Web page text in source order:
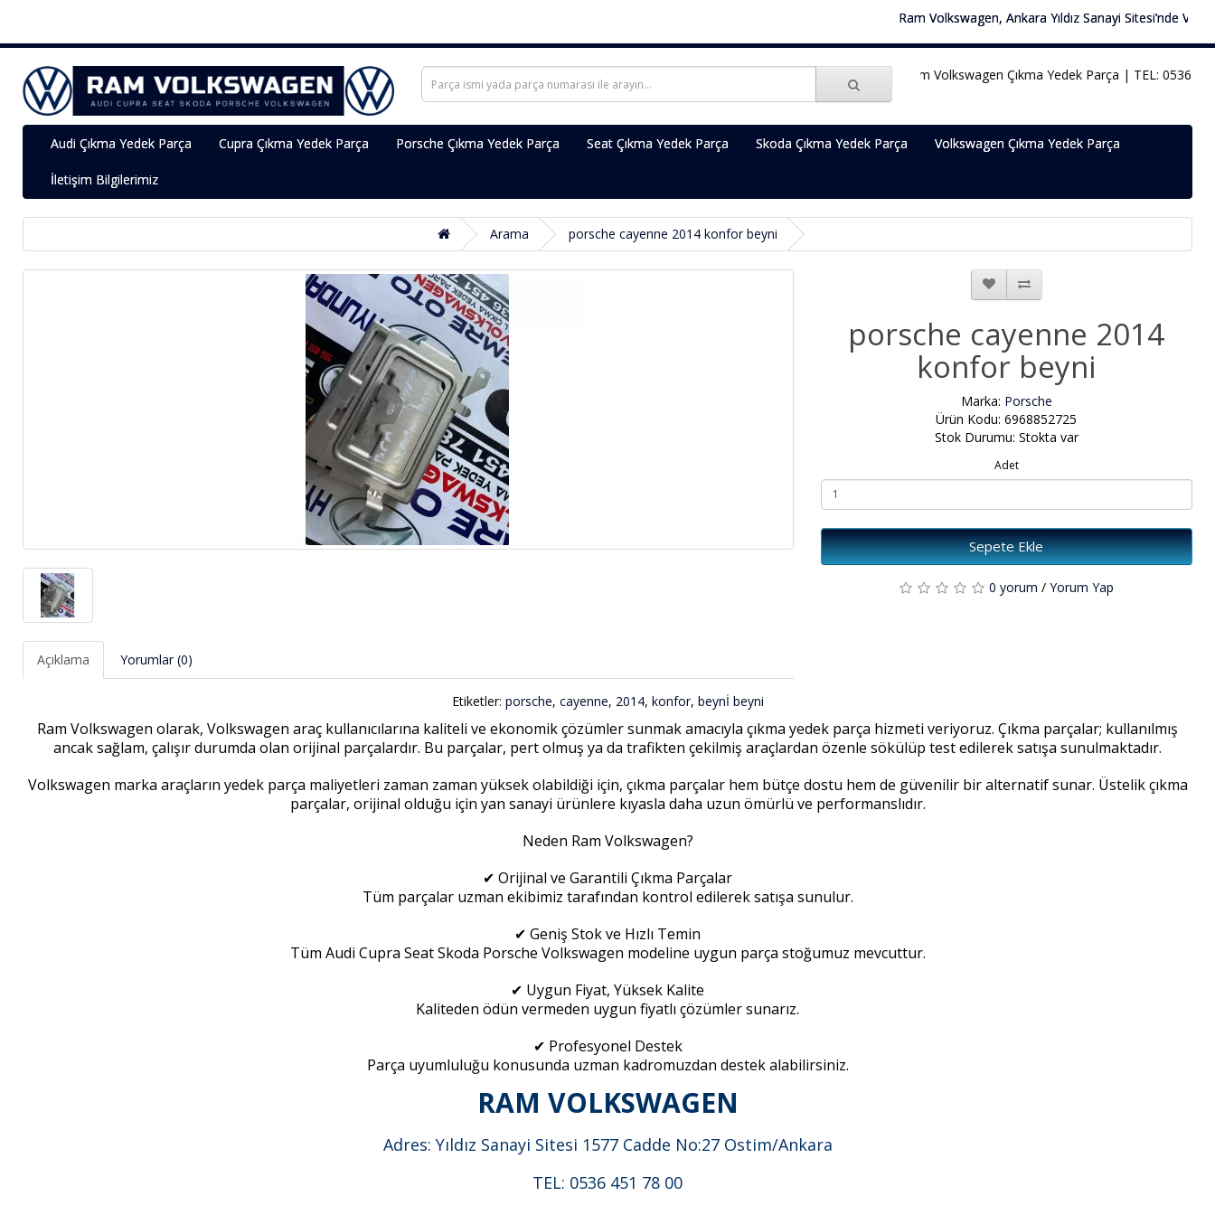
Ram Volkswagen, Ankara Yıldız Sanayi Sitesi’nde
Ram Volkswagen Çıkma Yedek Parça | TEL: 0536 451
Audi Çıkma Yedek Parça Cupra Çıkma Yedek Parça Porsche Çıkma Yedek Parça Seat Çıkma Yedek Parça Skoda Çıkma Yedek Parça Volkswagen Çıkma Yedek Parça
İletişim Bilgilerimiz
Arama porsche cayenne 2014 konfor beyni
Açıklama Yorumlar (0)
porsche cayenne 2014
konfor beyni
Marka: Porsche
Ürün Kodu: 6968852725
Stok Durumu: Stokta var
Adet
Sepete Ekle
0 yorum /Yorum Yap
Etiketler: porsche, cayenne, 2014, konfor, beynİ beyni
Ram Volkswagen olarak, Volkswagen araç kullanıcılarına kaliteli ve ekonomik çözümler sunmak amacıyla çıkma yedek parça hizmeti veriyoruz. Çıkma parçalar; kullanılmış
ancak sağlam, çalışır durumda olan orijinal parçalardır. Bu parçalar, pert olmuş ya da trafikten çekilmiş araçlardan özenle sökülüp test edilerek satışa sunulmaktadır.
Volkswagen marka araçların yedek parça maliyetleri zaman zaman yüksek olabildiği için, çıkma parçalar hem bütçe dostu hem de güvenilir bir alternatif sunar. Üstelik çıkma
parçalar, orijinal olduğu için yan sanayi ürünlere kıyasla daha uzun ömürlü ve performanslıdır.
Neden Ram Volkswagen?
✔ Orijinal ve Garantili Çıkma Parçalar
Tüm parçalar uzman ekibimiz tarafından kontrol edilerek satışa sunulur.
✔ Geniş Stok ve Hızlı Temin
Tüm Audi Cupra Seat Skoda Porsche Volkswagen modeline uygun parça stoğumuz mevcuttur.
✔ Uygun Fiyat, Yüksek Kalite
Kaliteden ödün vermeden uygun fiyatlı çözümler sunarız.
✔ Profesyonel Destek
Parça uyumluluğu konusunda uzman kadromuzdan destek alabilirsiniz.
RAM VOLKSWAGEN
Adres: Yıldız Sanayi Sitesi 1577 Cadde No:27 Ostim/Ankara
TEL: 0536 451 78 00